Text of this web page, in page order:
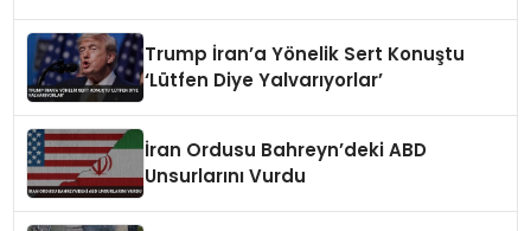
Trump İran’a Yönelik Sert Konuştu
‘Lütfen Diye Yalvarıyorlar’
İran Ordusu Bahreyn’deki ABD
Unsurlarını Vurdu